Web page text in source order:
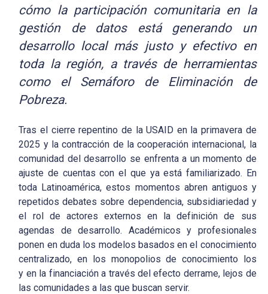
cómo la participación comunitaria en la
gestión de datos está generando un
desarrollo local más justo y efectivo en
toda la región, a través de herramientas
como el Semáforo de Eliminación de
Pobreza.
Tras el cierre repentino de la USAID en la primavera de
2025 y la contracción de la cooperación internacional, la
comunidad del desarrollo se enfrenta a un momento de
ajuste de cuentas con el que ya está familiarizado. En
toda Latinoamérica, estos momentos abren antiguos y
repetidos debates sobre dependencia, subsidiariedad y
el rol de actores externos en la definición de sus
agendas de desarrollo. Académicos y profesionales
ponen en duda los modelos basados en el conocimiento
centralizado, en los monopolios de conocimiento los
y en la financiación a través del efecto derrame, lejos de
las comunidades a las que buscan servir.